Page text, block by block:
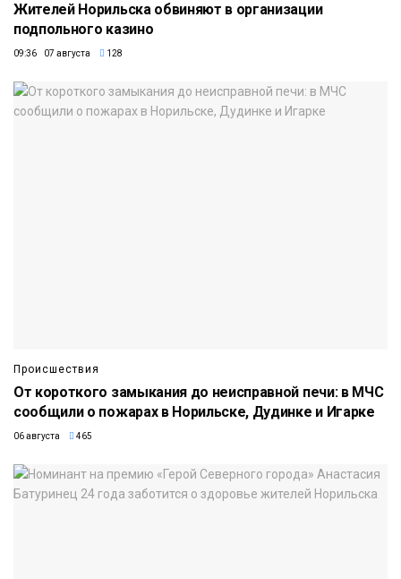
Жителей Норильска обвиняют в организации
подпольного казино
09:36 07 августа 128
Происшествия
От короткого замыкания до неисправной печи: в МЧС
сообщили о пожарах в Норильске, Дудинке и Игарке
06 августа 465